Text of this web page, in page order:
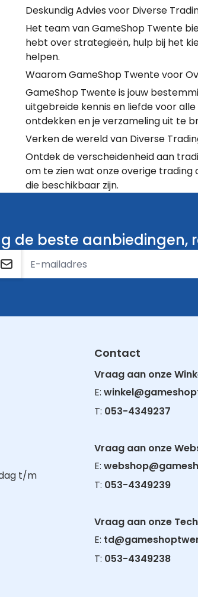
Deskundig Advies voor Diverse
Het team van GameShop Twente
hebt over strategieën, hulp bij het
helpen.
Waarom GameShop Twente voor
GameShop Twente is jouw
uitgebreide kennis en liefde voor
ontdekken en je verzameling uit te
Verken de wereld van Diverse
Ontdek de verscheidenheid aan
om te zien wat onze overige
die beschikbaar zijn.
de beste aanbiedingen,
t/m
Contact
Vraag aan onze
E:
T: 053-4349237
Vraag aan onze
E:
T: 053-4349239
Vraag aan onze
E:
T: 053-4349238